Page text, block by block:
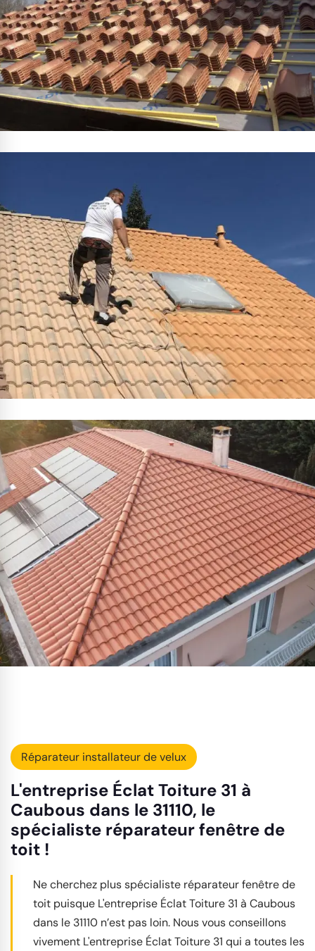
Réparateur installateur de velux
L'entreprise Éclat Toiture 31 à
Caubous dans le 31110, le
spécialiste réparateur fenêtre de
toit !
Ne cherchez plus spécialiste réparateur fenêtre de
toit puisque L'entreprise Éclat Toiture 31 à Caubous
dans le 31110 n’est pas loin. Nous vous conseillons
vivement L'entreprise Éclat Toiture 31 qui a toutes les